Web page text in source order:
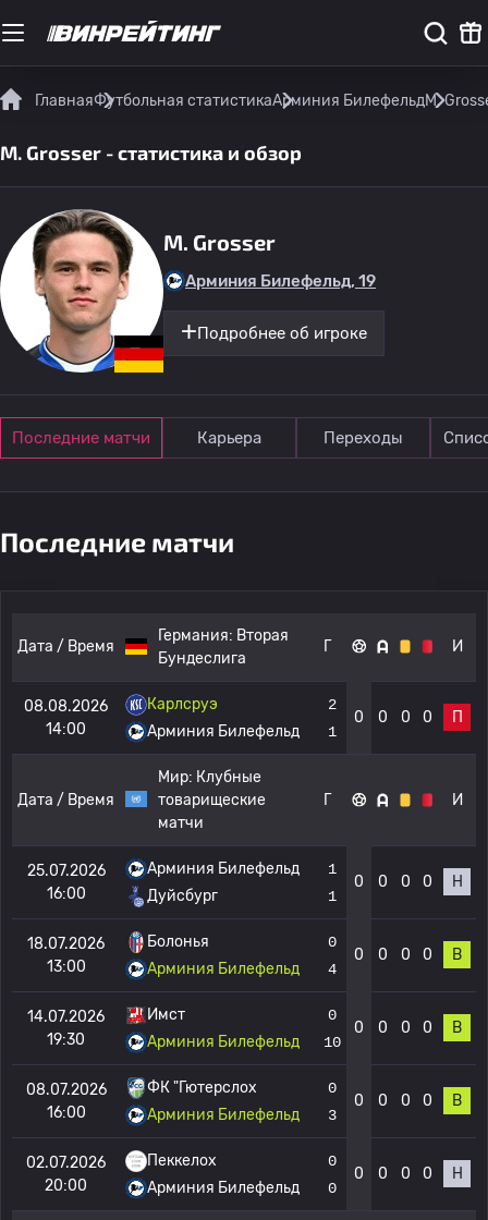
ГлавнаяФутбольная статистикаАрминия БилефельдM.
M. Grosser - статистика и обзор
M. Grosser
Арминия Билефельд, 19
Подробнее об игроке
Последние матчи Карьера Переходы
Последние матчи
Дата / Время
Германия: Вторая
Бундеслига
Г И
08.08.2026
14:00
Карлсруэ
Арминия Билефельд
2
1
0 0 0 0 П
Дата / Время
Мир: Клубные
товарищеские
матчи
Г И
25.07.2026
16:00
Арминия Билефельд
Дуйсбург
1
1
0 0 0 0 Н
18.07.2026
13:00
Болонья
Арминия Билефельд
0
4
0 0 0 0 В
14.07.2026
19:30
Имст
Арминия Билефельд
0
10
0 0 0 0 В
08.07.2026
16:00
ФК "Гютерслох
Арминия Билефельд
0
3
0 0 0 0 В
02.07.2026
20:00
Пеккелох
Арминия Билефельд
0
0
0 0 0 0 Н